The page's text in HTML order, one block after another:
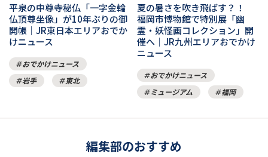
平泉の中尊寺秘仏「一字金輪
仏頂尊坐像」が10年ぶりの御
開帳｜JR東日本エリアおでか
けニュース
おでかけニュース
岩手
東北
夏の暑さを吹き飛ばす？！
福岡市博物館で特別展「幽
霊・妖怪画コレクション」開
催へ｜JR九州エリアおでかけ
ニュース
おでかけニュース
ミュージアム
福岡
編集部のおすすめ